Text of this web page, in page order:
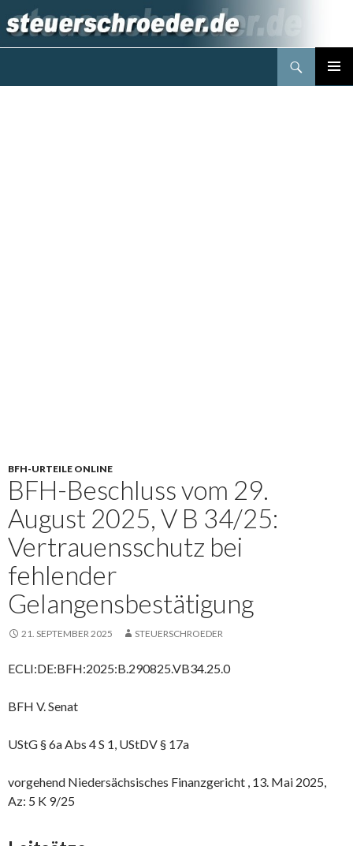
BFH-URTEILE ONLINE
BFH-Beschluss vom 29.
August 2025, V B 34/25:
Vertrauensschutz bei
fehlender
Gelangensbestätigung
21. SEPTEMBER 2025 STEUERSCHROEDER
ECLI:DE:BFH:2025:B.290825.VB34.25.0
BFH V. Senat
UStG § 6a Abs 4 S 1, UStDV § 17a
vorgehend Niedersächsisches Finanzgericht , 13. Mai 2025,
Az: 5 K 9/25